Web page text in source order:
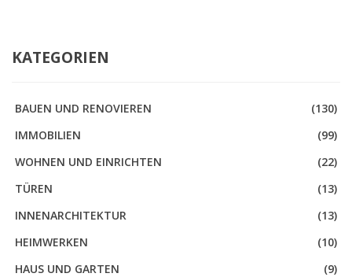
KATEGORIEN
BAUEN UND RENOVIEREN
(130)
IMMOBILIEN
(99)
WOHNEN UND EINRICHTEN
(22)
TÜREN
(13)
INNENARCHITEKTUR
(13)
HEIMWERKEN
(10)
HAUS UND GARTEN
(9)